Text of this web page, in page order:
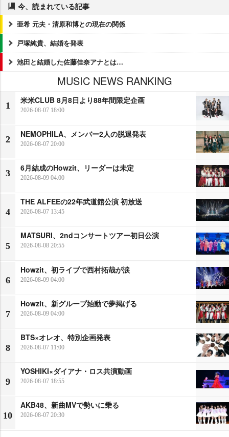
今、読まれている記事
亜希 元夫・清原和博との現在の関係
戸塚純貴、結婚を発表
池田と結婚した佐藤佳奈アナとは…
MUSIC NEWS RANKING
1
米米CLUB 8月8日より88年間限定企画
2026-08-07 18:00
2
NEMOPHILA、メンバー2人の脱退発表
2026-08-07 20:00
3
6月結成のHowzit、リーダーは未定
2026-08-09 04:00
4
THE ALFEEの22年武道館公演 初放送
2026-08-07 13:45
5
MATSURI、2ndコンサートツアー初日公演
2026-08-08 20:55
6
Howzit、初ライブで西村拓哉が涙
2026-08-09 04:00
7
Howzit、新グループ始動で夢掲げる
2026-08-09 04:00
8
BTS×オレオ、特別企画発表
2026-08-07 11:00
9
YOSHIKI×ダイアナ・ロス共演動画
2026-08-07 18:55
10
AKB48、新曲MVで勢いに乗る
2026-08-07 20:30